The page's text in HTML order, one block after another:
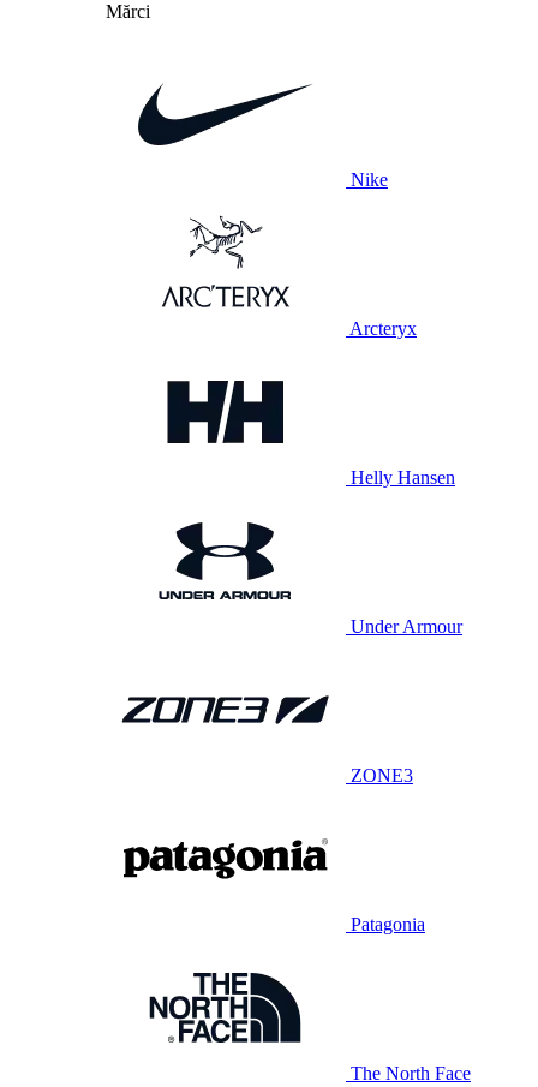
Mărci
Nike
Arcteryx
Helly Hansen
Under Armour
ZONE3
Patagonia
The North Face